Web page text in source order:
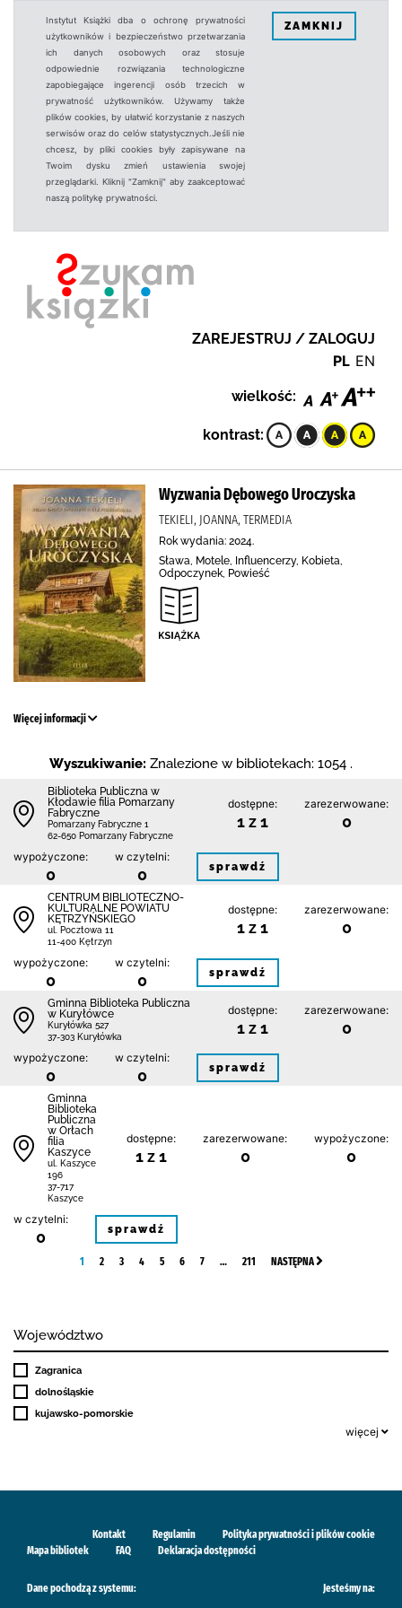
Instytut Książki dba o ochronę prywatności
użytkowników i bezpieczeństwo przetwarzania
ich danych osobowych oraz stosuje
odpowiednie rozwiązania technologiczne
zapobiegające ingerencji osób trzecich w
prywatność użytkowników. Używamy także
plików cookies, by ułatwić korzystanie z naszych
serwisów oraz do celów statystycznych.Jeśli nie
chcesz, by pliki cookies były zapisywane na
Twoim dysku zmień ustawienia swojej
przeglądarki. Kliknij "Zamknij" aby zaakceptować
naszą politykę prywatności.
ZAMKNIJ
ZAREJESTRUJ / ZALOGUJ
PL EN
wielkość:
kontrast:
Wyzwania Dębowego Uroczyska
TEKIELI, JOANNA, TERMEDIA
Rok wydania: 2024.
Sława, Motele, Influencerzy, Kobieta,
Odpoczynek, Powieść
Więcej informacji
Wyszukiwanie: Znalezione w bibliotekach: 1054 .
Biblioteka Publiczna w
Kłodawie filia Pomarzany
Fabryczne
Pomarzany Fabryczne 1
62-650 Pomarzany Fabryczne
dostępne:
1 z 1
zarezerwowane:
0
wypożyczone:
0
w czytelni:
0 sprawdź
CENTRUM BIBLIOTECZNO-
KULTURALNE POWIATU
KĘTRZYŃSKIEGO
ul. Pocztowa 11
11-400 Kętrzyn
dostępne:
1 z 1
zarezerwowane:
0
wypożyczone:
0
w czytelni:
0 sprawdź
Gminna Biblioteka Publiczna
w Kuryłówce
Kuryłówka 527
37-303 Kuryłówka
dostępne:
1 z 1
zarezerwowane:
0
wypożyczone:
0
w czytelni:
0 sprawdź
Gminna
Biblioteka
Publiczna
w Orłach
filia
Kaszyce
ul. Kaszyce
196
37-717
Kaszyce
dostępne:
1 z 1
zarezerwowane:
0
wypożyczone:
0
w czytelni:
0 sprawdź
1 2 3 4 5 6 7 … 211 NASTĘPNA
Województwo
Zagranica
dolnośląskie
kujawsko-pomorskie
więcej
Kontakt Regulamin
Polityka prywatności i plików cookie
Mapa bibliotek
FAQ Deklaracja dostępności
Dane pochodzą z systemu: Jesteśmy na: